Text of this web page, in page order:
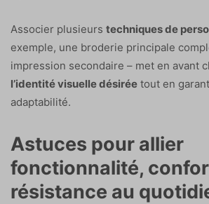
Associer plusieurs techniques de
exemple, une broderie principale
impression secondaire – met en avant
l’identité visuelle désirée tout en
adaptabilité.
Astuces pour allier
fonctionnalité,
résistance au